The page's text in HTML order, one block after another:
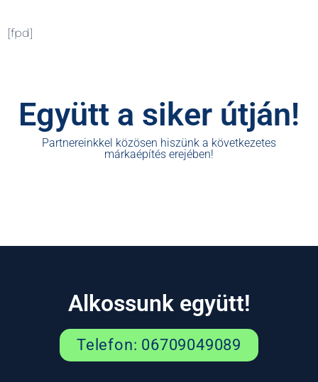
[fpd]
Együtt a siker útján!
Partnereinkkel közösen hiszünk a következetes
márkaépítés erejében!
Alkossunk együtt!
Telefon: 06709049089